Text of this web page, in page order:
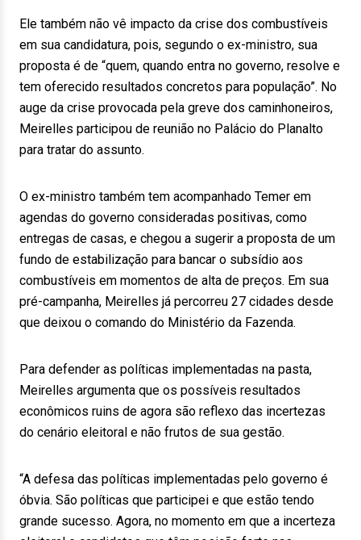
Ele também não vê impacto da crise dos combustíveis
em sua candidatura, pois, segundo o ex-ministro, sua
proposta é de “quem, quando entra no governo, resolve e
tem oferecido resultados concretos para população”. No
auge da crise provocada pela greve dos caminhoneiros,
Meirelles participou de reunião no Palácio do Planalto
para tratar do assunto.
O ex-ministro também tem acompanhado Temer em
agendas do governo consideradas positivas, como
entregas de casas, e chegou a sugerir a proposta de um
fundo de estabilização para bancar o subsídio aos
combustíveis em momentos de alta de preços. Em sua
pré-campanha, Meirelles já percorreu 27 cidades desde
que deixou o comando do Ministério da Fazenda.
Para defender as políticas implementadas na pasta,
Meirelles argumenta que os possíveis resultados
econômicos ruins de agora são reflexo das incertezas
do cenário eleitoral e não frutos de sua gestão.
“A defesa das políticas implementadas pelo governo é
óbvia. São políticas que participei e que estão tendo
grande sucesso. Agora, no momento em que a incerteza